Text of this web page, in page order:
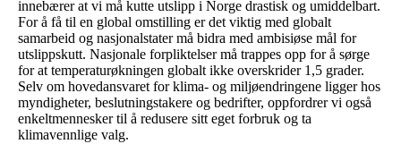
innebærer at vi må kutte utslipp i Norge drastisk og umiddelbart.
For å få til en global omstilling er det viktig med globalt
samarbeid og nasjonalstater må bidra med ambisiøse mål for
utslippskutt. Nasjonale forpliktelser må trappes opp for å sørge
for at temperaturøkningen globalt ikke overskrider 1,5 grader.
Selv om hovedansvaret for klima- og miljøendringene ligger hos
myndigheter, beslutningstakere og bedrifter, oppfordrer vi også
enkeltmennesker til å redusere sitt eget forbruk og ta
klimavennlige valg.